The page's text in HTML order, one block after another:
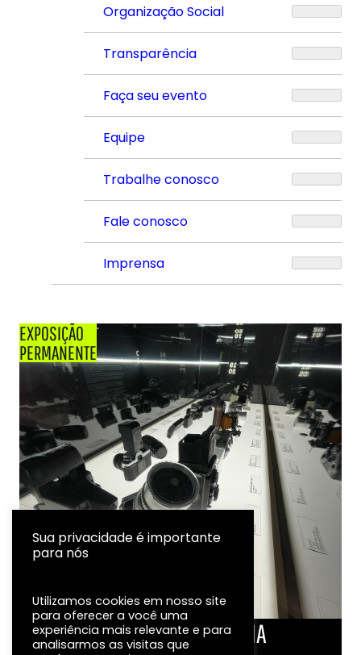
Organização Social
Transparência
Faça seu evento
Equipe
Trabalhe conosco
Fale conosco
Imprensa
EXPOSIÇÃO
PERMANENTE
LINHA DO TEMPO DA FOTOGRAFIA
Sua privacidade é importante
para nós
Utilizamos cookies em nosso site
para oferecer a você uma
experiência mais relevante e para
analisarmos as visitas que